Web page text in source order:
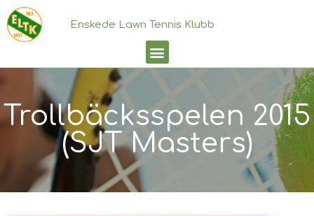
Enskede Lawn Tennis Klubb
Trollbäcksspelen 2015
(SJT Masters)